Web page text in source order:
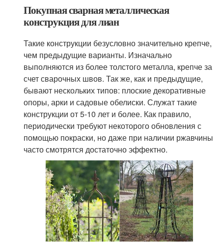
Покупная сварная металлическая
конструкция для лиан
Такие конструкции безусловно значительно крепче,
чем предыдущие варианты. Изначально
выполняются из более толстого металла, крепче за
счет сварочных швов. Так же, как и предыдущие,
бывают нескольких типов: плоские декоративные
опоры, арки и садовые обелиски. Служат такие
конструкции от 5-10 лет и более. Как правило,
периодически требуют некоторого обновления с
помощью покраски, но даже при наличии ржавчины
часто смотрятся достаточно эффектно.